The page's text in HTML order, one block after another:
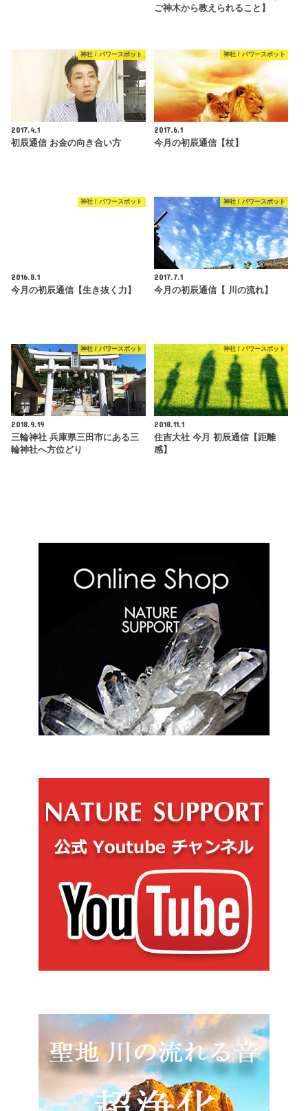
ご神木から教えられること】
神社 / パワースポット
2017.4.1
初辰通信 お金の向き合い方
神社 / パワースポット
2017.6.1
今月の初辰通信【杖】
神社 / パワースポット
2016.8.1
今月の初辰通信【生き抜く力】
神社 / パワースポット
2017.7.1
今月の初辰通信【 川の流れ】
神社 / パワースポット
2018.9.19
三輪神社 兵庫県三田市にある三
輪神社へ方位どり
神社 / パワースポット
2018.11.1
住吉大社 今月 初辰通信【距離
感】